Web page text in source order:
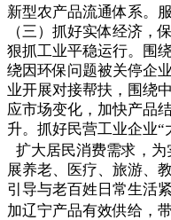
新型农产品流通体系。
（三）抓好实体经济，
狠抓工业平稳运行。围
绕因环保问题被关停企
业开展对接帮扶，围绕
应市场变化，加快产品
升。抓好民营工业企业“
扩大居民消费需求，
展养老、医疗、旅游、
引导与老百姓日常生活
加辽宁产品有效供给，